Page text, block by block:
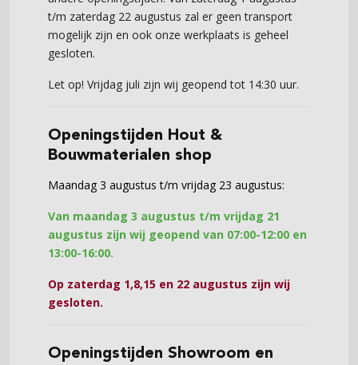
t/m zaterdag 22 augustus zal er geen transport
mogelijk zijn en ook onze werkplaats is geheel
gesloten.
Let op! Vrijdag juli zijn wij geopend tot 14:30 uur.
Openingstijden Hout &
Bouwmaterialen shop
Maandag 3 augustus t/m vrijdag 23 augustus:
Van maandag 3 augustus t/m vrijdag 21
augustus zijn wij geopend van 07:00-12:00 en
13:00-16:00.
Op zaterdag 1,8,15 en 22 augustus zijn wij
gesloten.
Openingstijden Showroom en